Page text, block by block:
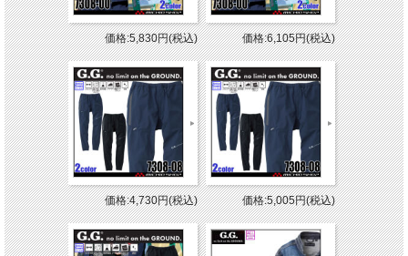
価格:5,830円(税込) 価格:6,105円(税込)
価格:4,730円(税込) 価格:5,005円(税込)